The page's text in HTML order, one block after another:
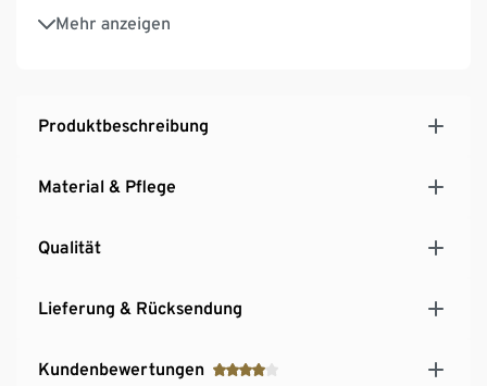
Mehr anzeigen
Knielang
Komfortable Alternative zu Saunatuch oder
Produktbeschreibung
Material & Pflege
Qualität
Lieferung & Rücksendung
Kundenbewertungen